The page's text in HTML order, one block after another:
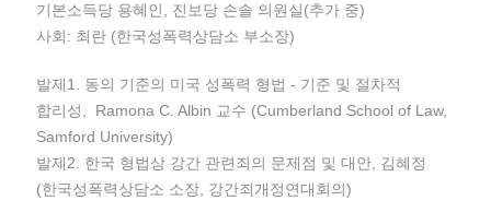
기본소득당 용혜인, 진보당 손솔 의원실(추가 중)
사회: 최란 (한국성폭력상담소 부소장)
발제1. 동의 기준의 미국 성폭력 형법 - 기준 및 절차적
합리성, Ramona C. Albin 교수 (Cumberland School of Law,
Samford University)
발제2. 한국 형법상 강간 관련죄의 문제점 및 대안, 김혜정
(한국성폭력상담소 소장, 강간죄개정연대회의)